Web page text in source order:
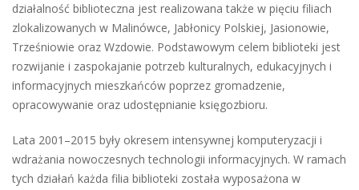
działalność biblioteczna jest realizowana także w pięciu filiach
zlokalizowanych w Malinówce, Jabłonicy Polskiej, Jasionowie,
Trześniowie oraz Wzdowie. Podstawowym celem biblioteki jest
rozwijanie i zaspokajanie potrzeb kulturalnych, edukacyjnych i
informacyjnych mieszkańców poprzez gromadzenie,
opracowywanie oraz udostępnianie księgozbioru.
Lata 2001–2015 były okresem intensywnej komputeryzacji i
wdrażania nowoczesnych technologii informacyjnych. W ramach
tych działań każda filia biblioteki została wyposażona w